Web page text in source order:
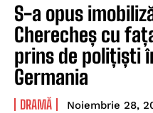
S-a opus
Cherecheș cu
prins de polițiști
Germania
DRAMĂ Noiembrie 28,